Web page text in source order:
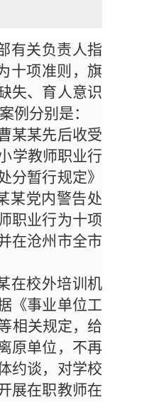
有关负责人指
十项准则，旗
失、育人意识
例分别是：
某某先后收受
学教师职业行
分暂行规定》
某党内警告处
职业行为十项
在沧州市全市
在校外培训机
《事业单位工
相关规定，给
原单位，不再
约谈，对学校
展在职教师在